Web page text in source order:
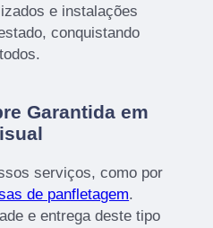
e instalações
conquistando
Garantida em
serviços, como por
de panfletagem.
e entrega deste tipo